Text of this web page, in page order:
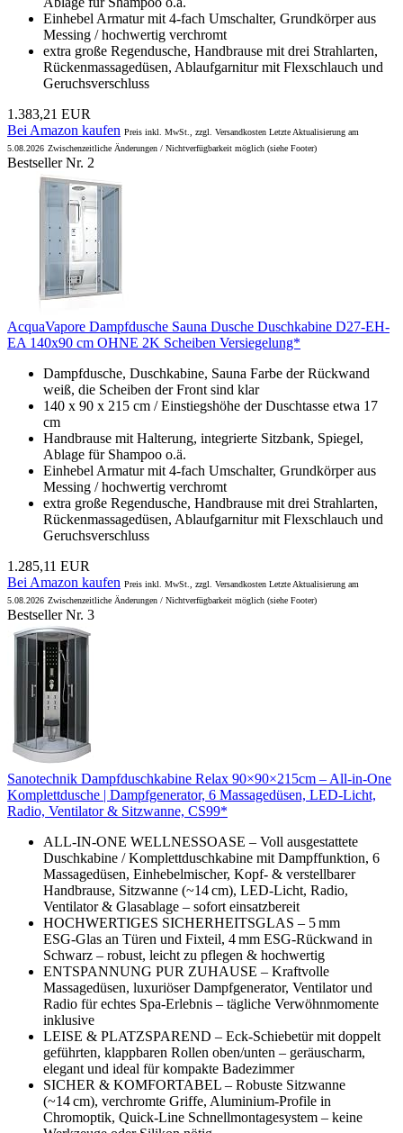
Einhebel Armatur mit 4-fach Umschalter, Grundkörper aus
Messing / hochwertig verchromt
extra große Regendusche, Handbrause mit drei Strahlarten,
Rückenmassagedüsen, Ablaufgarnitur mit Flexschlauch und
Geruchsverschluss
1.383,21 EUR
Bei Amazon kaufen Preis inkl. MwSt., zzgl. Versandkosten Letzte Aktualisierung am
5.08.2026 Zwischenzeitliche Änderungen / Nichtverfügbarkeit möglich (siehe Footer)
Bestseller Nr. 2
AcquaVapore Dampfdusche Sauna Dusche Duschkabine D27-EH-
EA 140x90 cm OHNE 2K Scheiben Versiegelung*
Dampfdusche, Duschkabine, Sauna Farbe der Rückwand
weiß, die Scheiben der Front sind klar
140 x 90 x 215 cm / Einstiegshöhe der Duschtasse etwa 17
cm
Handbrause mit Halterung, integrierte Sitzbank, Spiegel,
Ablage für Shampoo o.ä.
Einhebel Armatur mit 4-fach Umschalter, Grundkörper aus
Messing / hochwertig verchromt
extra große Regendusche, Handbrause mit drei Strahlarten,
Rückenmassagedüsen, Ablaufgarnitur mit Flexschlauch und
Geruchsverschluss
1.285,11 EUR
Bei Amazon kaufen Preis inkl. MwSt., zzgl. Versandkosten Letzte Aktualisierung am
5.08.2026 Zwischenzeitliche Änderungen / Nichtverfügbarkeit möglich (siehe Footer)
Bestseller Nr. 3
Sanotechnik Dampfduschkabine Relax 90×90×215cm – All-in-One
Komplettdusche | Dampfgenerator, 6 Massagedüsen, LED-Licht,
Radio, Ventilator & Sitzwanne, CS99*
ALL‑IN‑ONE WELLNESSOASE – Voll ausgestattete
Duschkabine / Komplettduschkabine mit Dampffunktion, 6
Massagedüsen, Einhebelmischer, Kopf‑ & verstellbarer
Handbrause, Sitzwanne (~14 cm), LED‑Licht, Radio,
Ventilator & Glasablage – sofort einsatzbereit
HOCHWERTIGES SICHERHEITSGLAS – 5 mm
ESG‑Glas an Türen und Fixteil, 4 mm ESG‑Rückwand in
Schwarz – robust, leicht zu pflegen & hochwertig
ENTSPANNUNG PUR ZUHAUSE – Kraftvolle
Massagedüsen, luxuriöser Dampfgenerator, Ventilator und
Radio für echtes Spa-Erlebnis – tägliche Verwöhnmomente
inklusive
LEISE & PLATZSPAREND – Eck-Schiebetür mit doppelt
geführten, klappbaren Rollen oben/unten – geräuscharm,
elegant und ideal für kompakte Badezimmer
SICHER & KOMFORTABEL – Robuste Sitzwanne
(~14 cm), verchromte Griffe, Aluminium‑Profile in
Chromoptik, Quick‑Line Schnellmontagesystem – keine